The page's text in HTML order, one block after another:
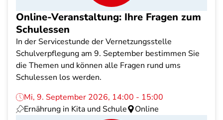
Online-Veranstaltung: Ihre Fragen zum
Schulessen
In der Servicestunde der Vernetzungsstelle
Schulverpflegung am 9. September bestimmen Sie
die Themen und können alle Fragen rund ums
Schulessen los werden.
Mi, 9. September 2026, 14:00 - 15:00
Ernährung in Kita und Schule
Online